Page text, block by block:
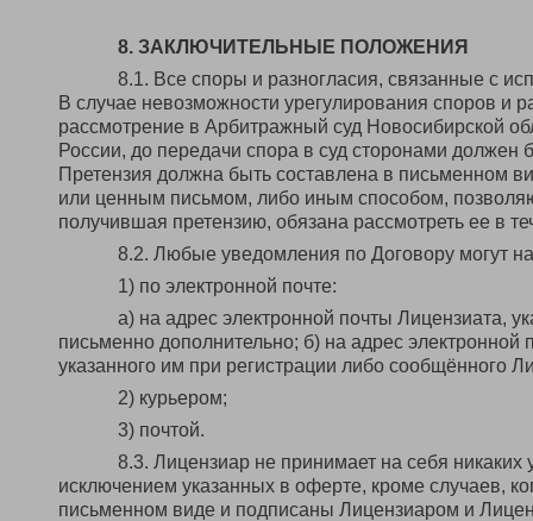
8. ЗАКЛЮЧИТЕЛЬНЫЕ ПОЛОЖЕНИЯ
8.1. Все споры и разногласия, связанные с
В случае невозможности урегулирования споров и
рассмотрение в Арбитражный суд Новосибирской
России, до передачи спора в суд сторонами должен
Претензия должна быть составлена в письменном
или ценным письмом, либо иным способом,
получившая претензию, обязана рассмотреть ее в
8.2. Любые уведомления по Договору могут
1) по электронной почте:
а) на адрес электронной почты Лицензиата,
письменно дополнительно; б) на адрес
указанного им при регистрации либо сообщённого
2) курьером;
3) почтой.
8.3. Лицензиар не принимает на себя
исключением указанных в оферте, кроме случаев,
письменном виде и подписаны Лицензиаром и